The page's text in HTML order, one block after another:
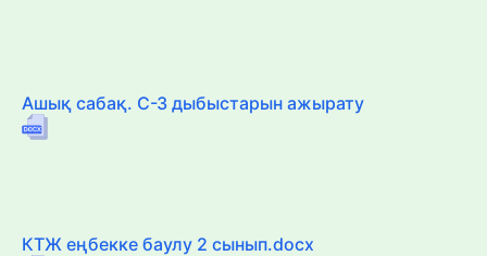
Ашық сабақ. С-З дыбыстарын ажырату
КТЖ еңбекке баулу 2 сынып.docx